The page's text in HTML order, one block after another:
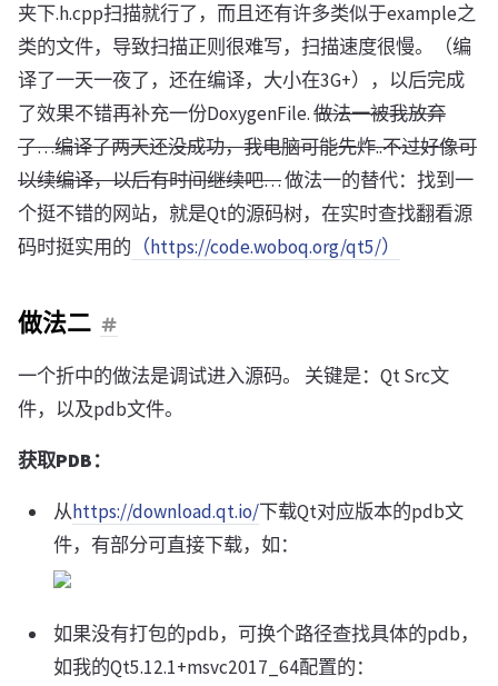
夹下.h.cpp扫描就行了，而且还有许多类似于example之
类的文件，导致扫描正则很难写，扫描速度很慢。（编
译了一天一夜了，还在编译，大小在3G+），以后完成
了效果不错再补充一份DoxygenFile.做法一被我放弃
了…编译了两天还没成功，我电脑可能先炸..不过好像可
以续编译，以后有时间继续吧…做法一的替代：找到一
个挺不错的网站，就是Qt的源码树，在实时查找翻看源
码时挺实用的 （https://code.woboq.org/qt5/）
做法二
一个折中的做法是调试进入源码。 关键是：Qt Src文
件，以及pdb文件。
获取PDB：
从https://download.qt.io/下载Qt对应版本的pdb文
件，有部分可直接下载，如：
如果没有打包的pdb，可换个路径查找具体的pdb，
如我的Qt5.12.1+msvc2017_64配置的：